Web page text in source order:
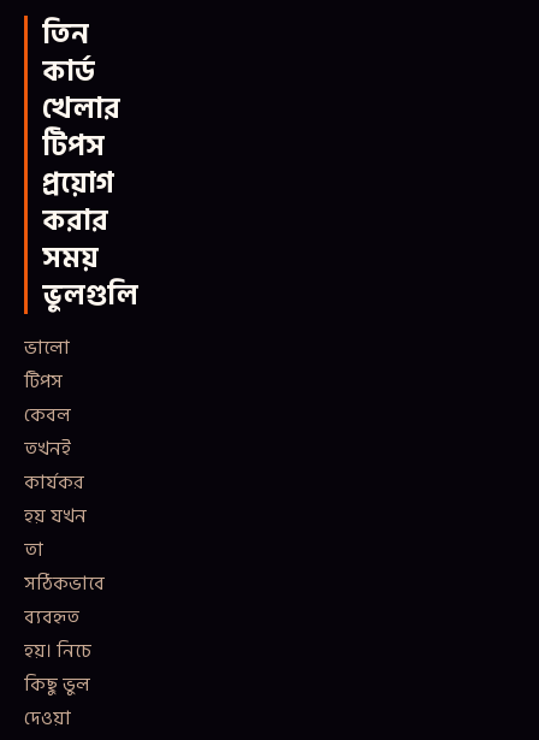
তিন
কার্ড
খেলার
টিপস
প্রয়োগ
করার
সময়
ভুলগুলি
ভালো
টিপস
কেবল
তখনই
কার্যকর
হয় যখন
তা
সঠিকভাবে
ব্যবহৃত
হয়। নিচে
কিছু ভুল
দেওয়া